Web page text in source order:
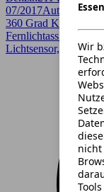
Wir
07/2017Automatik
360 Grad Kamera,
Fernlichtassistent,
Lichtsensor,